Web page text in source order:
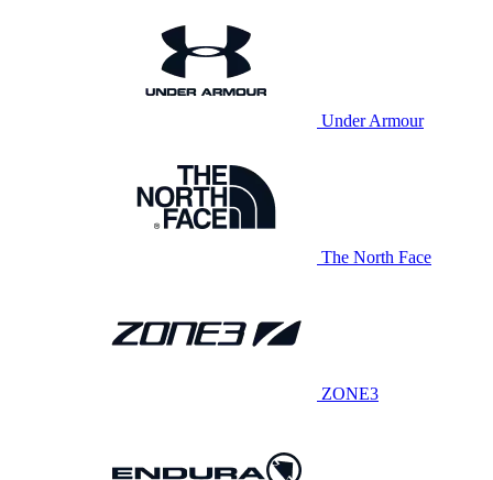
Under Armour
The North Face
ZONE3